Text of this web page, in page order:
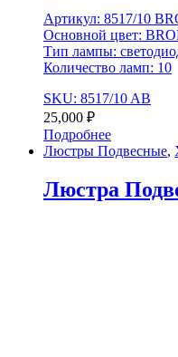
Артикул: 8517/10
Основной цвет:
Тип лампы:
Количество ламп: 10
SKU: 8517/10 AB
25,000 ₽
Подробнее
Люстры Подвесные,
Люстра